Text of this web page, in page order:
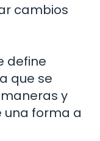
cambios
define
que se
y
forma a